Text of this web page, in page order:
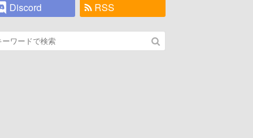
Discord
RSS